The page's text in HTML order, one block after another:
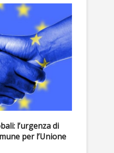
l’urgenza di
per l’Unione